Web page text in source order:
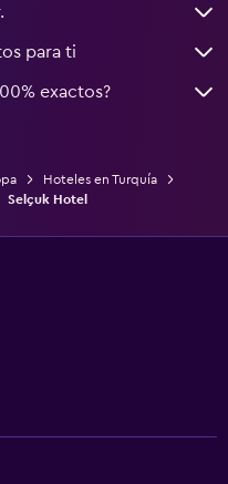
para ti
exactos?
Hoteles en Turquía
Selçuk Hotel